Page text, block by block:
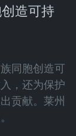
造可持
同胞创造可
，还为保护
贡献。莱州